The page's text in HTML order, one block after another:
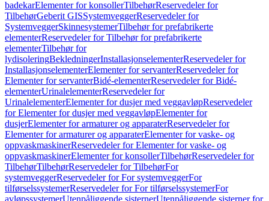
badekarElementer for konsollerTilbehørReservedeler for
TilbehørGeberit GISSystemveggerReservedeler for
SystemveggerSkinnesystemerTilbehør for prefabrikerte
elementerReservedeler for Tilbehør for prefabrikerte
elementerTilbehør for
lydisoleringBekledningerInstallasjonselementerReservedeler for
InstallasjonselementerElementer for servanterReservedeler for
Elementer for servanterBidé-elementerReservedeler for Bidé-
elementerUrinalelementerReservedeler for
UrinalelementerElementer for dusjer med veggavløpReservedeler
for Elementer for dusjer med veggavløpElementer for
dusjerElementer for armaturer og apparaterReservedeler for
Elementer for armaturer og apparaterElementer for vaske- og
oppvaskmaskinerReservedeler for Elementer for vaske- og
oppvaskmaskinerElementer for konsollerTilbehørReservedeler for
TilbehørTilbehørReservedeler for TilbehørFor
systemveggerReservedeler for For systemveggerFor
tilførselssystemerReservedeler for For tilførselssystemerFor
avløpssystemerUtenpåliggende sisternerUtenpåliggende sisterner for